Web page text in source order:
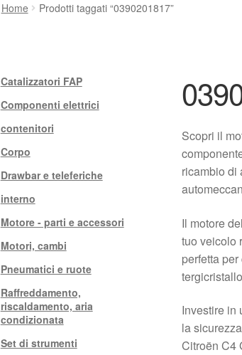
Home Prodotti taggati “0390201817”
Scopri il
ricambio di
Il motore
tuo veicolo
perfetta
Investire in
la
Citroën C4
Catalizzatori FAP
Componenti elettrici
contenitori
Corpo
Drawbar e teleferiche
interno
Motore - parti e accessori
Motori, cambi
Pneumatici e ruote
Raffreddamento,
riscaldamento, aria
condizionata
Set di strumenti